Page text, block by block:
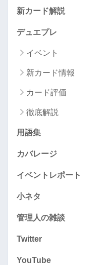
新カード解説
デュエプレ
イベント
新カード情報
カード評価
徹底解説
用語集
カバレージ
イベントレポート
小ネタ
管理人の雑談
Twitter
YouTube